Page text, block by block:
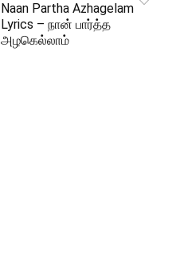
Naan Partha Azhagelam
Lyrics – நான் பார்த்த
அழகெல்லாம்